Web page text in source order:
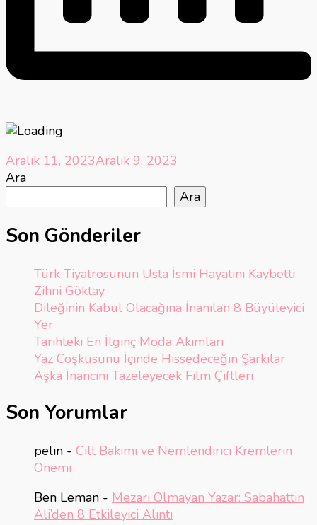
Aralık 11, 2023Aralık 9, 2023
Ara
Ara
Son Gönderiler
Türk Tiyatrosunun Usta İsmi Hayatını Kaybetti:
Zihni Göktay
Dileğinin Kabul Olacağına İnanılan 8 Büyüleyici
Yer
Tarihteki En İlginç Moda Akımları
Yaz Coşkusunu İçinde Hissedeceğin Şarkılar
Aşka İnancını Tazeleyecek Film Çiftleri
Son Yorumlar
pelin - Cilt Bakımı ve Nemlendirici Kremlerin
Önemi
Ben Leman - Mezarı Olmayan Yazar: Sabahattin
Ali’den 8 Etkileyici Alıntı